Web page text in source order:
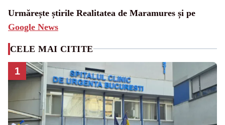
Urmărește știrile Realitatea de Maramures și pe
Google News
CELE MAI CITITE
1